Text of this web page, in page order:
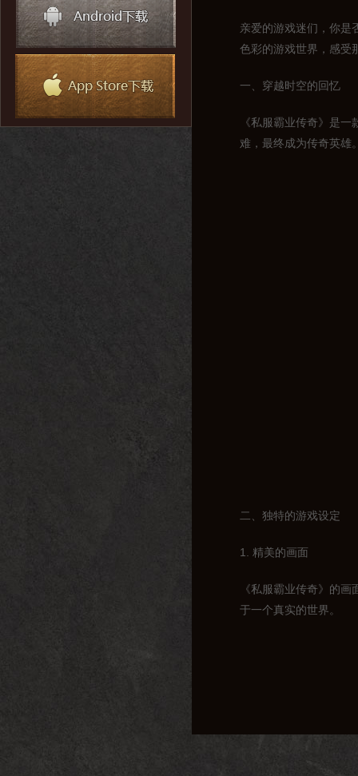
亲爱的游戏迷们，你是
色彩的游戏世界，感受
一、穿越时空的回忆
《私服霸业传奇》是
难，最终成为传奇英雄
二、独特的游戏设定
1. 精美的画面
《私服霸业传奇》的
于一个真实的世界。